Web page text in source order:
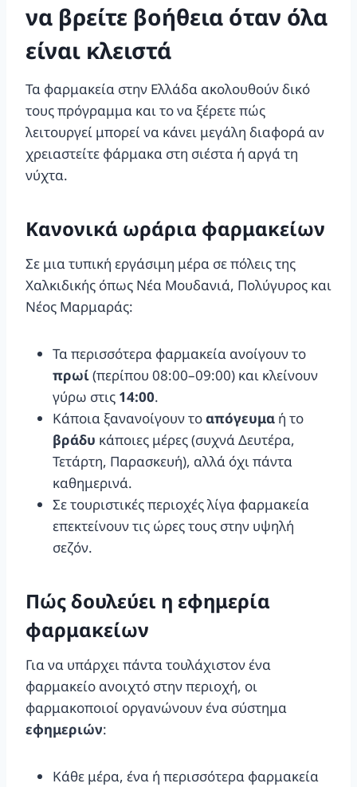
να βρείτε βοήθεια όταν όλα
είναι κλειστά
Τα φαρμακεία στην Ελλάδα ακολουθούν δικό
τους πρόγραμμα και το να ξέρετε πώς
λειτουργεί μπορεί να κάνει μεγάλη διαφορά αν
χρειαστείτε φάρμακα στη σιέστα ή αργά τη
νύχτα.
Κανονικά ωράρια φαρμακείων
Σε μια τυπική εργάσιμη μέρα σε πόλεις της
Χαλκιδικής όπως Νέα Μουδανιά, Πολύγυρος και
Νέος Μαρμαράς:
Τα περισσότερα φαρμακεία ανοίγουν το
πρωί(περίπου 08:00–09:00) και κλείνουν
γύρω στις 14:00.
Κάποια ξανανοίγουν τοαπόγευμα ή το
βράδυ κάποιες μέρες (συχνά Δευτέρα,
Τετάρτη, Παρασκευή), αλλά όχι πάντα
καθημερινά.
Σε τουριστικές περιοχές λίγα φαρμακεία
επεκτείνουν τις ώρες τους στην υψηλή
σεζόν.
Πώς δουλεύει η εφημερία
φαρμακείων
Για να υπάρχει πάντα τουλάχιστον ένα
φαρμακείο ανοιχτό στην περιοχή, οι
φαρμακοποιοί οργανώνουν ένα σύστημα
εφημεριών:
Κάθε μέρα, ένα ή περισσότερα φαρμακεία